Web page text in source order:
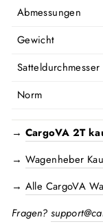
Abmessungen
Gewicht
Satteldurchmesser
Norm
→ CargoVA 2T
→ Wagenheber
→ Alle CargoVA
Fragen?